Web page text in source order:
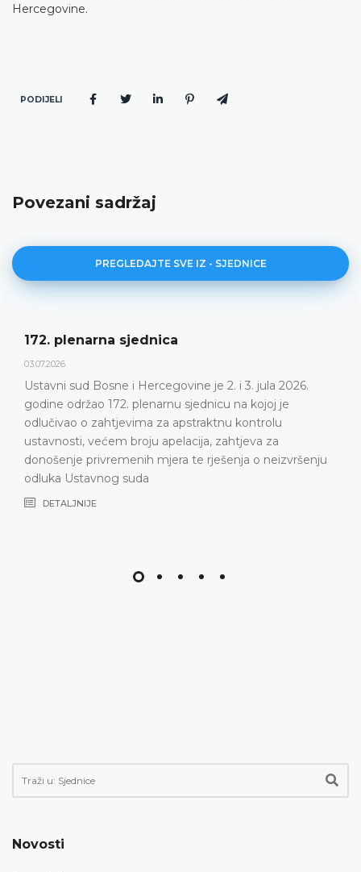
Hercegovine.
PODIJELI
Povezani sadržaj
PREGLEDAJTE SVE IZ - SJEDNICE
172. plenarna sjednica
03.07.2026.
Ustavni sud Bosne i Hercegovine je 2. i 3. jula 2026.
godine održao 172. plenarnu sjednicu na kojoj je
odlučivao o zahtjevima za apstraktnu kontrolu
ustavnosti, većem broju apelacija, zahtjeva za
donošenje privremenih mjera te rješenja o neizvršenju
odluka Ustavnog suda
DETALJNIJE
Novosti